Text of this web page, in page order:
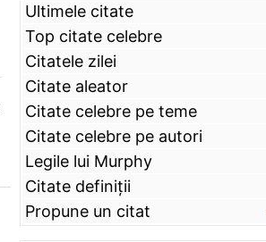
Ultimele citate
Top citate celebre
Citatele zilei
Citate aleator
Citate celebre pe teme
Citate celebre pe autori
Legile lui Murphy
Citate definiţii
Propune un citat